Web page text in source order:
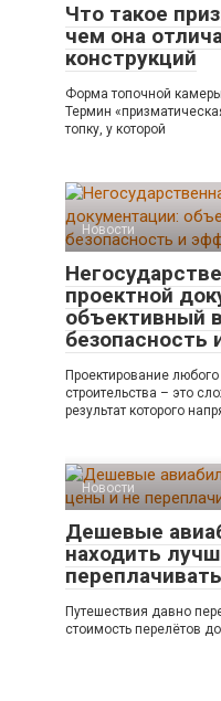
Что такое
чем она
конструкций
Форма топочной
Термин
топку, у которой
Новости
проектной
объективный
безопасность
Проектирование
строительства – это
результат которого
Новости
Дешевые
находить
переплачивать
Путешествия давно
стоимость перелётов